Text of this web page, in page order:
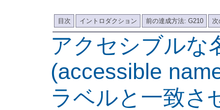
目次 イントロダクション 前の達成方法: G210
アクセシブルな
(accessible
ラベルと一致さ